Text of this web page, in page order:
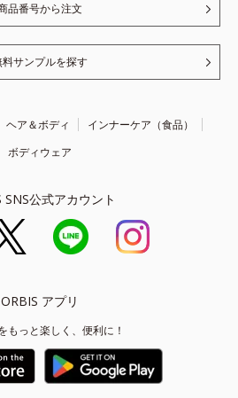
品番号から注文
料サンプルを探す
ヘア＆ボディ
インナーケア（食品）
ボディウェア
SNS公式アカウント
ORBIS アプリ
もっと楽しく、便利に！